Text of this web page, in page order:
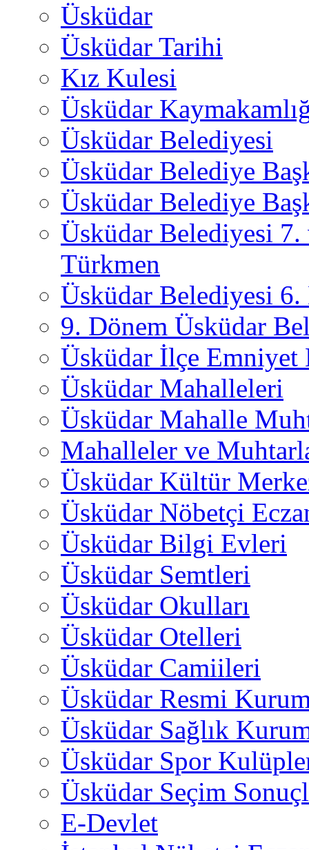
Üsküdar
Üsküdar Tarihi
Kız Kulesi
Üsküdar
Üsküdar Belediyesi
Üsküdar Belediye
Üsküdar Belediye
Üsküdar Belediyesi
Türkmen
Üsküdar Belediyesi 6.
9. Dönem Üsküdar
Üsküdar İlçe
Üsküdar Mahalleleri
Üsküdar Mahalle
Mahalleler ve
Üsküdar Kültür
Üsküdar Nöbetçi
Üsküdar Bilgi Evleri
Üsküdar Semtleri
Üsküdar Okulları
Üsküdar Otelleri
Üsküdar Camiileri
Üsküdar Resmi
Üsküdar Sağlık
Üsküdar Spor
Üsküdar Seçim
E-Devlet